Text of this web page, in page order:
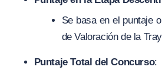
Se basa en el puntaje
de Valoración de la
Puntaje Total del Concurso: